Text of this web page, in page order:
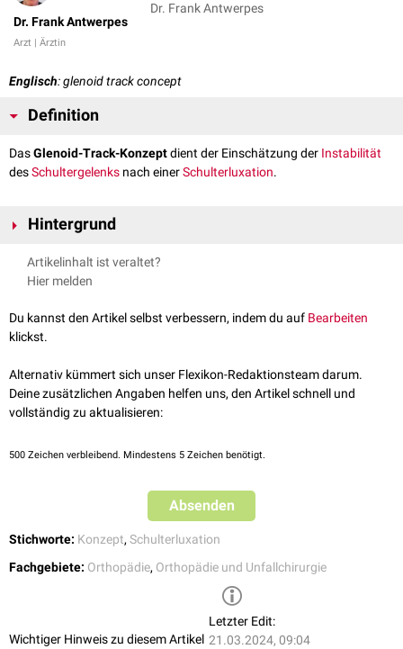
Dr. Frank Antwerpes
Arzt | Ärztin
Dr. Frank Antwerpes
Englisch: glenoid track concept
Definition
DasGlenoid-Track-Konzeptdient der Einschätzung der Instabilität
desSchultergelenks nach einerSchulterluxation.
Hintergrund
Nach dem Glenoid-Track-Konzept bestimmt die Lage und Größe einer
Hill-Sachs-Läsion
Ist die HSL kleiner als diese Zone, spricht man von einer On-Track-Läsion
ist die größer, liegt eine
vor. Bei Off-Track-Läsionen
Außenrotation
Abduktion des Arms am anterioren
Glenoidrand
einhaken kann. Dieses "
Engaging " kann eine Dislokationdes
Humeruskopfs nach sich ziehen.
die Hill-Sachs-Läsionen den beiden o.a. Kategorien zuordnen:
On-Track: Größe Hill-Sachs-Intervall < Glenoid-Track
Artikelinhalt ist veraltet?
Hier melden
Du kannst den Artikel selbst verbessern, indem du auf Bearbeiten
klickst.
Alternativ kümmert sich unser Flexikon-Redaktionsteam darum.
Deine zusätzlichen Angaben helfen uns, den Artikel schnell und
vollständig zu aktualisieren:
500 Zeichen verbleibend. Mindestens 5 Zeichen benötigt.
Absenden
Stichworte: Konzept, Schulterluxation
Fachgebiete: Orthopädie, Orthopädie und Unfallchirurgie
Wichtiger Hinweis zu diesem Artikel
Letzter Edit:
21.03.2024, 09:04